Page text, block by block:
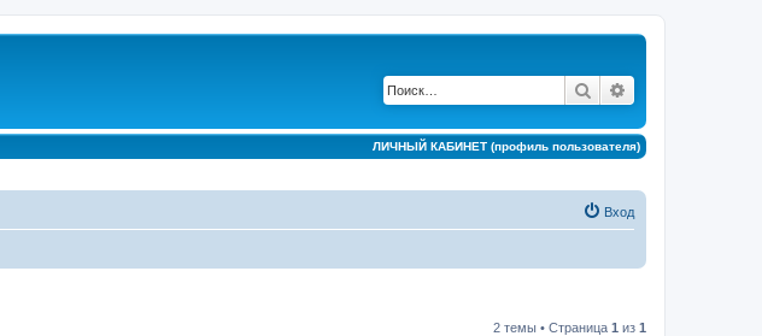
Поиск
ЛИЧНЫЙ КАБИНЕТ (профиль пользователя)
Вход
2 темы • Страница 1 из 1